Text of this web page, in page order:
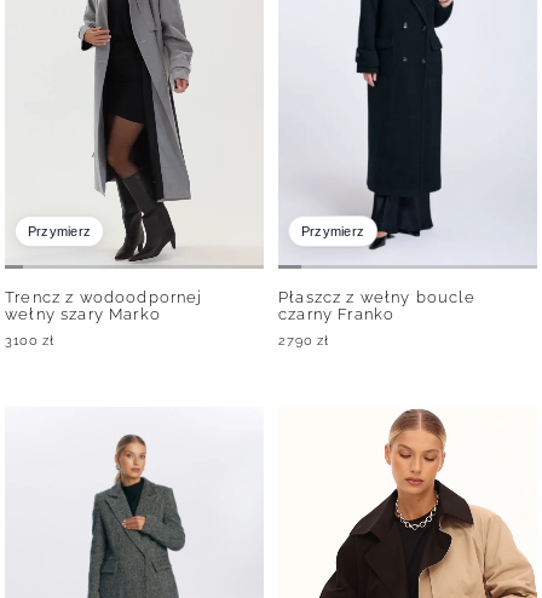
Przymierz
Trencz z wodoodpornej
wełny szary Marko
3100zł
Przymierz
Płaszcz z wełny boucle
czarny Franko
2790zł